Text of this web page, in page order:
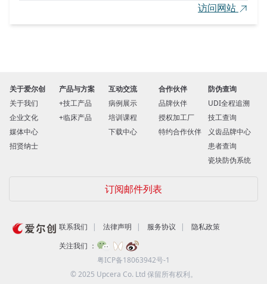
访问网站
关于爱尔创
关于我们
企业文化
媒体中心
招贤纳士
产品与方案
技工产品
临床产品
互动交流
病例展示
培训课程
下载中心
合作伙伴
品牌伙伴
授权加工厂
特约合作伙伴
防伪查询
UDI全程追溯
技工查询
义齿品牌中心
患者查询
瓷块防伪系统
联系我们 法律声明 服务协议
隐私政策
关注我们 ：
订阅邮件列表
粤ICP备18063942号-1
© 2025 Upcera Co. Ltd 保留所有权利。